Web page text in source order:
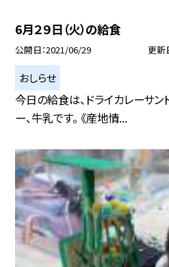
6月２９日（火）の給食
公開日 2021/06/29 更新
おしらせ
今日の給食は、ドライカレーサン
ー、牛乳です。 《産地情...